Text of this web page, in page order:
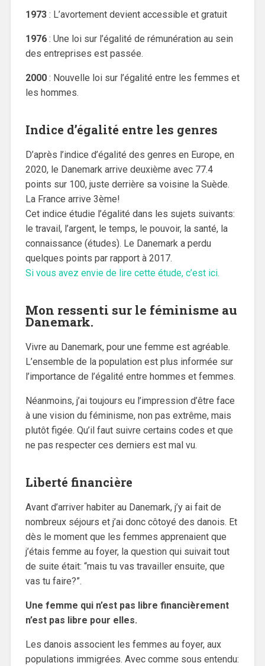
1973: L’avortement devient accessible et gratuit
1976: Une loi sur l’égalité de rémunération au sein
des entreprises est passée.
2000 : Nouvelle loi sur l’égalité entre les femmes et
les hommes.
Indice d’égalité entre les genres
D’après l’indice d’égalité des genres en Europe, en
2020, le Danemark arrive deuxième avec 77.4
points sur 100, juste derrière sa voisine la Suède.
La France arrive 3ème!
Cet indice étudie l’égalité dans les sujets suivants:
le travail, l’argent, le temps, le pouvoir, la santé, la
connaissance (études). Le Danemark a perdu
quelques points par rapport à 2017.
Si vous avez envie de lire cette étude, c’est ici.
Mon ressenti sur le féminisme au
Danemark.
Vivre au Danemark, pour une femme est agréable.
L’ensemble de la population est plus informée sur
l’importance de l’égalité entre hommes et femmes.
Néanmoins, j’ai toujours eu l’impression d’être face
à une vision du féminisme, non pas extrême, mais
plutôt figée. Qu’il faut suivre certains codes et que
ne pas respecter ces derniers est mal vu.
Liberté financière
Avant d’arriver habiter au Danemark, j’y ai fait de
nombreux séjours et j’ai donc côtoyé des danois. Et
dès le moment que les femmes apprenaient que
j’étais femme au foyer, la question qui suivait tout
de suite était: “mais tu vas travailler ensuite, que
vas tu faire?”.
Une femme qui n’est pas libre financièrement
n’est pas libre pour elles.
Les danois associent les femmes au foyer, aux
populations immigrées. Avec comme sous entendu: